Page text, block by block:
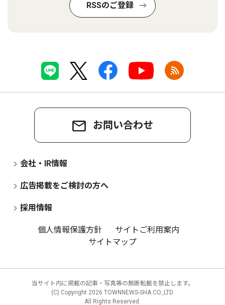
RSSのご登録
お問い合わせ
会社・IR情報
広告掲載をご検討の方へ
採用情報
個人情報保護方針
サイトご利用案内
サイトマップ
当サイト内に掲載の記事・写真等の無断転載を禁止します。
(C) Copyright 2026 TOWNNEWS-SHA CO.,LTD.
All Rights Reserved.